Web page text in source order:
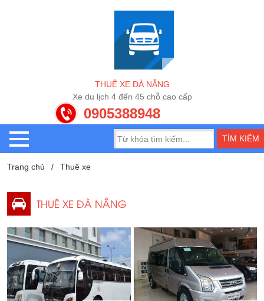
THUÊ XE ĐÀ NẴNG
Xe du lịch 4 đến 45 chỗ cao cấp
0905388948
Trang chủ Thuê xe
THUÊ XE ĐÀ NẴNG